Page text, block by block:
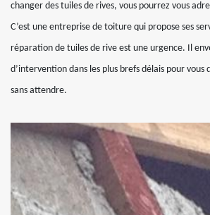
changer des tuiles de rives, vous pourrez vous
C’est une entreprise de toiture qui propose ses
réparation de tuiles de rive est une urgence. Il
d’intervention dans les plus brefs délais pour vous
sans attendre.